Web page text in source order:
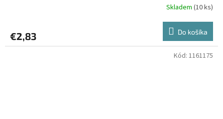
Skladem (10 ks)
€2,83 Do košíka
Kód: 1161175